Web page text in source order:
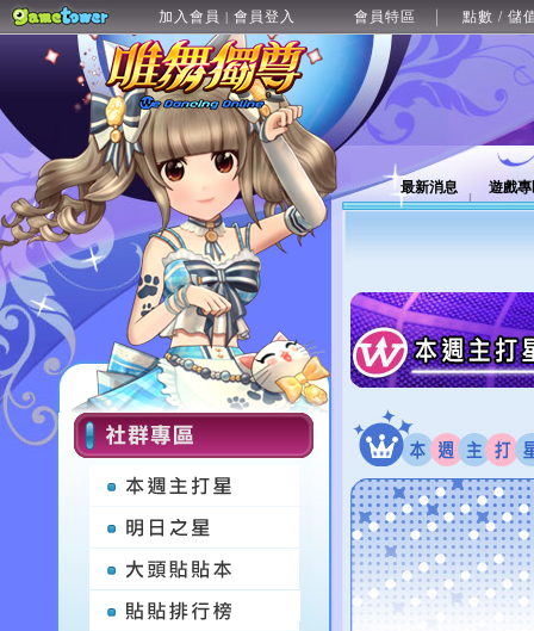
加入會員 | 會員登入 會員特區 點數 / 儲
最新消息 遊戲